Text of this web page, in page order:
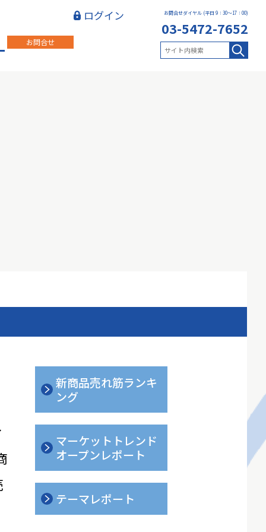
お問合せ
お問合せダイヤル (平日 9：30～17：00)
03-5472-7652
ログイン
新商品売れ筋ランキ
ング
マーケットトレンド
オープンレポート
テーマレポート